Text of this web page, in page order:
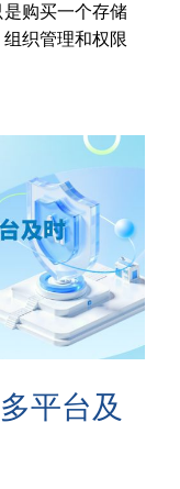
购买一个存储
织管理和权限
平台及